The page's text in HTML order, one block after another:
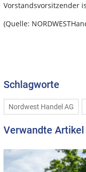
Vorstandsvorsitzender
(Quelle:
Schlagworte
Nordwest Handel AG
Verwandte Artikel